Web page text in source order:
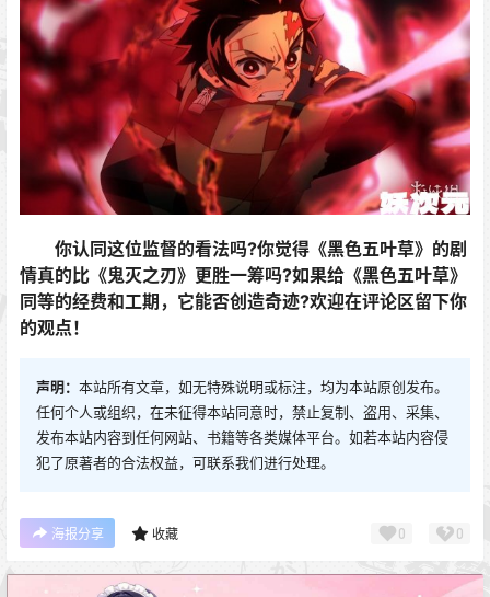
你认同这位监督的看法吗?你觉得《黑色五叶草》的剧
情真的比《鬼灭之刃》更胜一筹吗?如果给《黑色五叶草》
同等的经费和工期，它能否创造奇迹?欢迎在评论区留下你
的观点！
声明： 本站所有文章，如无特殊说明或标注，均为本站原创发布。
任何个人或组织，在未征得本站同意时，禁止复制、盗用、采集、
发布本站内容到任何网站、书籍等各类媒体平台。如若本站内容侵
犯了原著者的合法权益，可联系我们进行处理。
海报分享 收藏 0 0